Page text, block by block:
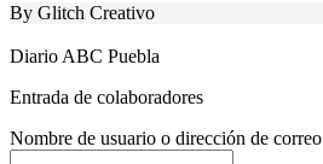
By Glitch Creativo
Diario ABC Puebla
Entrada de colaboradores
Nombre de usuario o dirección de correo